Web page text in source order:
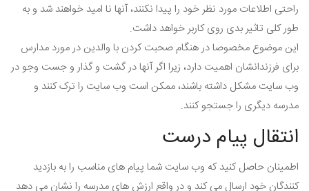
راحتی اطلاعات مورد نظر خود را پیدا نکنند، آنها نا امید خواهند شد و به
طور کلی تاثیر بدی روی کاربر خواهد داشت.
این موضوع مخصوصا در هنگام صحبت کردن با والدین در مورد مدارس
برای فرزندانشان اهمیت دارد، زیرا اگر آنها در گشت و گذار و جست وجو در
وب سایت مشکل داشته باشند، ممکن است وب سایت را ترک کنند و
مدرسه دیگری را جستجو کنند.
انتقال پیام درست
اطمینان حاصل کنید که وب سایت شما پیام های مناسب را به بازدید
کنندگان خود ارسال می کند و در واقع ارزش های مدرسه را نشان می دهد